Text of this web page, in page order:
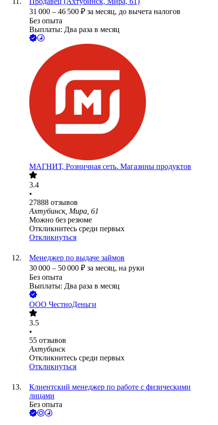
31 000 – 46 500 ₽ за месяц, до вычета налогов
Без опыта
Выплаты: Два раза в месяц
МАГНИТ, Розничная сеть. Магазины продуктов
3.4
•
27888 отзывов
Ахтубинск, Мира, 61
Можно без резюме
Откликнитесь среди первых
Откликнуться
Менеджер по выдаче займов
30 000 – 50 000 ₽ за месяц, на руки
Без опыта
Выплаты: Два раза в месяц
ООО ЧестноДеньги
3.5
•
55 отзывов
Ахтубинск
Откликнитесь среди первых
Откликнуться
Клиентский менеджер по работе с физическими
лицами
Без опыта